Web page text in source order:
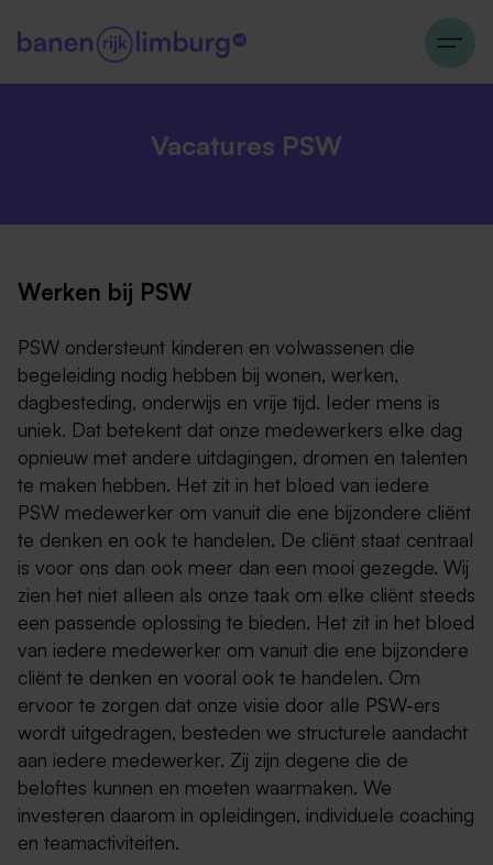
Vacatures PSW
Werken bij PSW
PSW ondersteunt kinderen en volwassenen die
begeleiding nodig hebben bij wonen, werken,
dagbesteding, onderwijs en vrije tijd. Ieder mens is
uniek. Dat betekent dat onze medewerkers elke dag
opnieuw met andere uitdagingen, dromen en talenten
te maken hebben. Het zit in het bloed van iedere
PSW medewerker om vanuit die ene bijzondere cliënt
te denken en ook te handelen. De cliënt staat centraal
is voor ons dan ook meer dan een mooi gezegde. Wij
zien het niet alleen als onze taak om elke cliënt steeds
een passende oplossing te bieden. Het zit in het bloed
van iedere medewerker om vanuit die ene bijzondere
cliënt te denken en vooral ook te handelen. Om
ervoor te zorgen dat onze visie door alle PSW-ers
wordt uitgedragen, besteden we structurele aandacht
aan iedere medewerker. Zij zijn degene die de
beloftes kunnen en moeten waarmaken. We
investeren daarom in opleidingen, individuele coaching
en teamactiviteiten.